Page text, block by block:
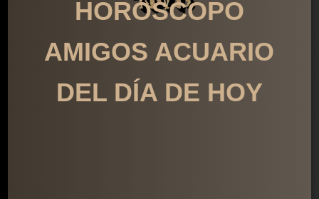
HORÓSCOPO
AMIGOS ACUARIO
DEL DÍA DE HOY